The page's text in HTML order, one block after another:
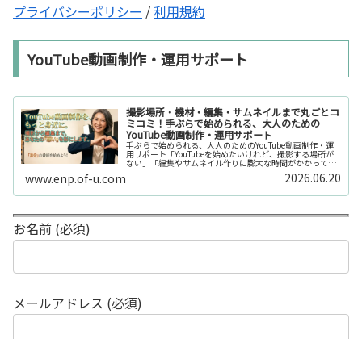
プライバシーポリシー /利用規約
YouTube動画制作・運用サポート
撮影場所・機材・編集・サムネイルまで丸ごとコ
ミコミ！手ぶらで始められる、大人のための
YouTube動画制作・運用サポート
手ぶらで始められる、大人のためのYouTube動画制作・運
用サポート「YouTubeを始めたいけれど、撮影する場所が
ない」「編集やサムネイル作りに膨大な時間がかかって長
続きしない」「機材を揃えるだけで何万円もかかってしま
www.enp.of-u.com 2026.06.20
お名前 (必須)
メールアドレス (必須)